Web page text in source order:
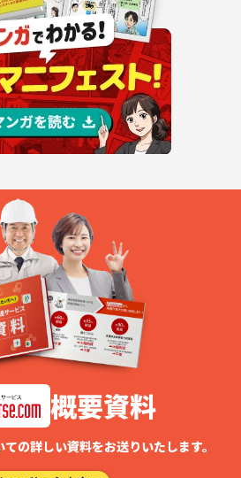
概要資料
詳しい資料をお送りいたします。